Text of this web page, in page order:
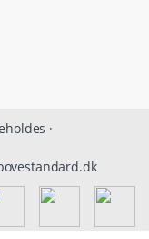
·